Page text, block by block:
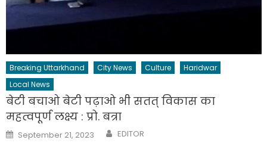
Breaking Uttarkhand City News Culture
Haridwar
Local News
बेटी बचाओ बेटी पढ़ाओ भी सतत् विकास का
महत्वपूर्ण लक्ष्य : प्रो. बत्रा
Posted
on
September 21, 2023 Author
EDITOR